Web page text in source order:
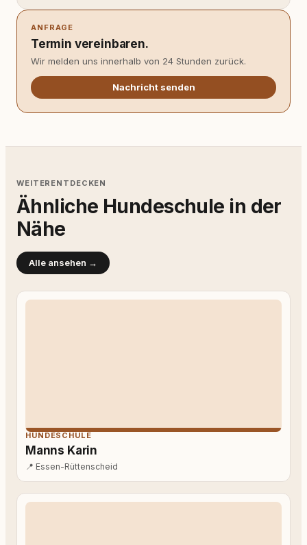
ANFRAGE
Termin vereinbaren.
Wir melden uns innerhalb von 24 Stunden zurück.
Nachricht senden
WEITERENTDECKEN
Ähnliche Hundeschule in der
Nähe
Alle ansehen →
HUNDESCHULE
Manns Karin
📍 Essen-Rüttenscheid